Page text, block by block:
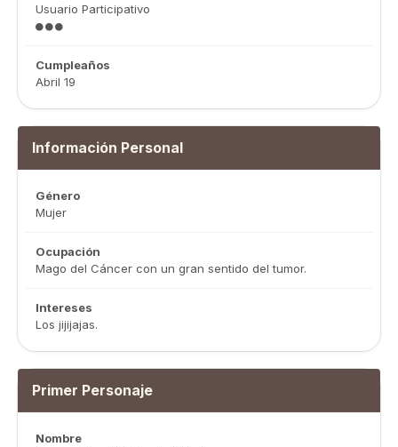
Usuario Participativo
Cumpleaños
Abril 19
Información Personal
Género
Mujer
Ocupación
Mago del Cáncer con un gran sentido del tumor.
Intereses
Los jijijajas.
Primer Personaje
Nombre